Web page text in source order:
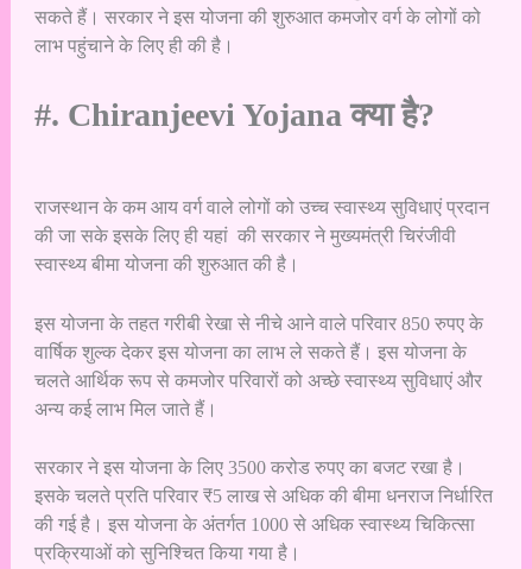
सकते हैं। सरकार ने इस योजना की शुरुआत कमजोर वर्ग के लोगों को
लाभ पहुंचाने के लिए ही की है।
#. Chiranjeevi Yojana क्या है?
राजस्थान के कम आय वर्ग वाले लोगों को उच्च स्वास्थ्य सुविधाएं प्रदान
की जा सके इसके लिए ही यहां की सरकार ने मुख्यमंत्री चिरंजीवी
स्वास्थ्य बीमा योजना की शुरुआत की है।
इस योजना के तहत गरीबी रेखा से नीचे आने वाले परिवार 850 रुपए के
वार्षिक शुल्क देकर इस योजना का लाभ ले सकते हैं। इस योजना के
चलते आर्थिक रूप से कमजोर परिवारों को अच्छे स्वास्थ्य सुविधाएं और
अन्य कई लाभ मिल जाते हैं।
सरकार ने इस योजना के लिए 3500 करोड रुपए का बजट रखा है।
इसके चलते प्रति परिवार ₹5 लाख से अधिक की बीमा धनराज निर्धारित
की गई है। इस योजना के अंतर्गत 1000 से अधिक स्वास्थ्य चिकित्सा
प्रक्रियाओं को सुनिश्चित किया गया है।